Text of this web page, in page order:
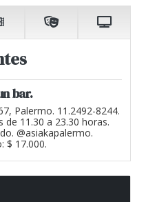
bar.
Palermo. 11.2492-8244.
de 11.30 a 23.30 horas.
@asiakapalermo.
$ 17.000.